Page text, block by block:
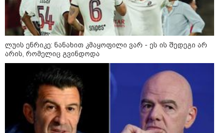
რამ გამოიწვია საქართველოს
ელექტროენერგეტიკული სისტემის სრული
გათიშვა - რას ამბობს სემეკ-ის წევრი
23:14 / 06-08-2026
წარმომადგენლები 2008 წლის
რუსეთ-საქართველოს აგვისტოს
ომის 18 წლისთავთან
დაკავშირებით ერთობლივ
განცხადებას ავრცელებენ
22:35 / 06-08-2026
ლუის ენრიკე: ნანახით კმაყოფილი ვარ - ეს ის შედეგი არ
არის, რომელიც გვინდოდა